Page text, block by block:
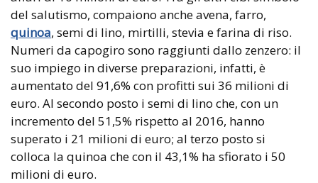
del salutismo, compaiono anche avena, farro,
quinoa, semi di lino, mirtilli, stevia e farina di riso.
Numeri da capogiro sono raggiunti dallo zenzero: il
suo impiego in diverse preparazioni, infatti, è
aumentato del 91,6% con profitti sui 36 milioni di
euro. Al secondo posto i semi di lino che, con un
incremento del 51,5% rispetto al 2016, hanno
superato i 21 milioni di euro; al terzo posto si
colloca la quinoa che con il 43,1% ha sfiorato i 50
milioni di euro.